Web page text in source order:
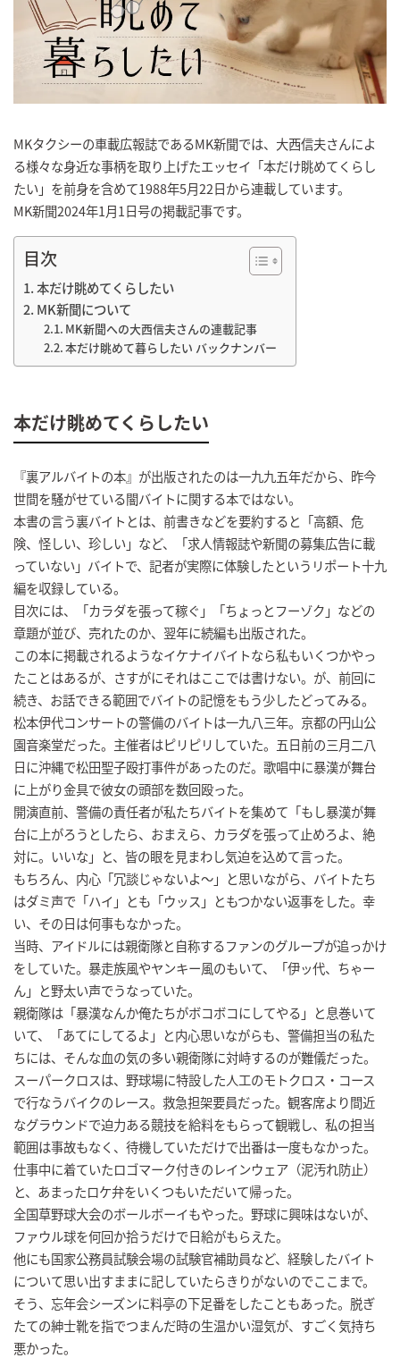
MKタクシーの車載広報誌であるMK新聞では、大西信夫さんによ
る様々な身近な事柄を取り上げたエッセイ「本だけ眺めてくらし
たい」を前身を含めて1988年5月22日から連載しています。
MK新聞2024年1月1日号の掲載記事です。
目次
本だけ眺めてくらしたい
MK新聞について
MK新聞への大西信夫さんの連載記事
本だけ眺めて暮らしたい バックナンバー
本だけ眺めてくらしたい
『裏アルバイトの本』が出版されたのは一九九五年だから、昨今
世間を騒がせている闇バイトに関する本ではない。
本書の言う裏バイトとは、前書きなどを要約すると「高額、危
険、怪しい、珍しい」など、「求人情報誌や新聞の募集広告に載
っていない」バイトで、記者が実際に体験したというリポート十九
編を収録している。
目次には、「カラダを張って稼ぐ」「ちょっとフーゾク」などの
章題が並び、売れたのか、翌年に続編も出版された。
この本に掲載されるようなイケナイバイトなら私もいくつかやっ
たことはあるが、さすがにそれはここでは書けない。が、前回に
続き、お話できる範囲でバイトの記憶をもう少したどってみる。
松本伊代コンサートの警備のバイトは一九八三年。京都の円山公
園音楽堂だった。主催者はピリピリしていた。五日前の三月二八
日に沖縄で松田聖子殴打事件があったのだ。歌唱中に暴漢が舞台
に上がり金具で彼女の頭部を数回殴った。
開演直前、警備の責任者が私たちバイトを集めて「もし暴漢が舞
台に上がろうとしたら、おまえら、カラダを張って止めろよ、絶
対に。いいな」と、皆の眼を見まわし気迫を込めて言った。
もちろん、内心「冗談じゃないよ～」と思いながら、バイトたち
はダミ声で「ハイ」とも「ウッス」ともつかない返事をした。幸
い、その日は何事もなかった。
当時、アイドルには親衛隊と自称するファンのグループが追っかけ
をしていた。暴走族風やヤンキー風のもいて、「伊ッ代、ちゃー
ん」と野太い声でうなっていた。
親衛隊は「暴漢なんか俺たちがボコボコにしてやる」と息巻いて
いて、「あてにしてるよ」と内心思いながらも、警備担当の私た
ちには、そんな血の気の多い親衛隊に対峙するのが難儀だった。
スーパークロスは、野球場に特設した人工のモトクロス・コース
で行なうバイクのレース。救急担架要員だった。観客席より間近
なグラウンドで迫力ある競技を給料をもらって観戦し、私の担当
範囲は事故もなく、待機していただけで出番は一度もなかった。
仕事中に着ていたロゴマーク付きのレインウェア（泥汚れ防止）
と、あまったロケ弁をいくつもいただいて帰った。
全国草野球大会のボールボーイもやった。野球に興味はないが、
ファウル球を何回か拾うだけで日給がもらえた。
他にも国家公務員試験会場の試験官補助員など、経験したバイト
について思い出すままに記していたらきりがないのでここまで。
そう、忘年会シーズンに料亭の下足番をしたこともあった。脱ぎ
たての紳士靴を指でつまんだ時の生温かい湿気が、すごく気持ち
悪かった。